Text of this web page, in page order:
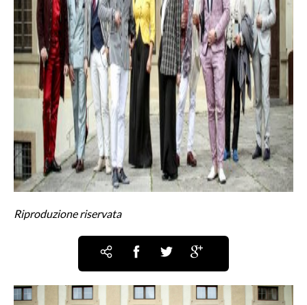
Riproduzione riservata